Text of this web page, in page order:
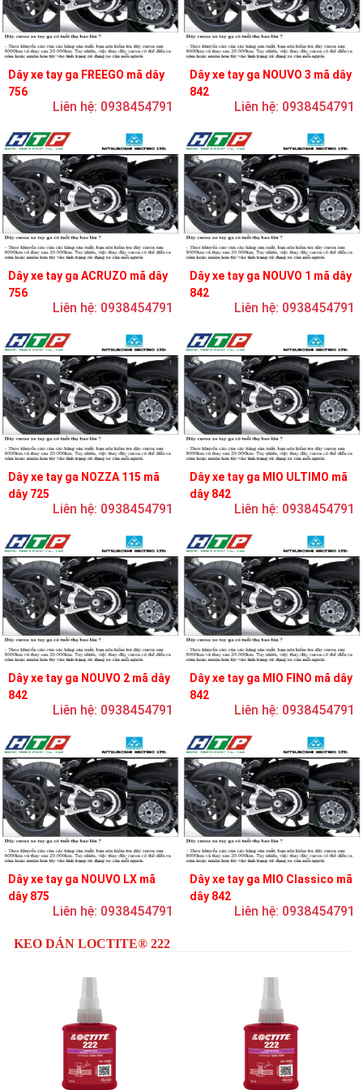
Dây xe tay ga FREEGO mã dây
756
Liên hệ: 0938454791
Dây xe tay ga NOUVO 3 mã dây
842
Liên hệ: 0938454791
Dây xe tay ga ACRUZO mã dây
756
Liên hệ: 0938454791
Dây xe tay ga NOUVO 1 mã dây
842
Liên hệ: 0938454791
Dây xe tay ga NOZZA 115 mã
dây 725
Liên hệ: 0938454791
Dây xe tay ga MIO ULTIMO mã
dây 842
Liên hệ: 0938454791
Dây xe tay ga NOUVO 2 mã dây
842
Liên hệ: 0938454791
Dây xe tay ga MIO FINO mã dây
842
Liên hệ: 0938454791
Dây xe tay ga NOUVO LX mã
dây 875
Liên hệ: 0938454791
Dây xe tay ga MIO Classico mã
dây 842
Liên hệ: 0938454791
KEO DÁN LOCTITE® 222